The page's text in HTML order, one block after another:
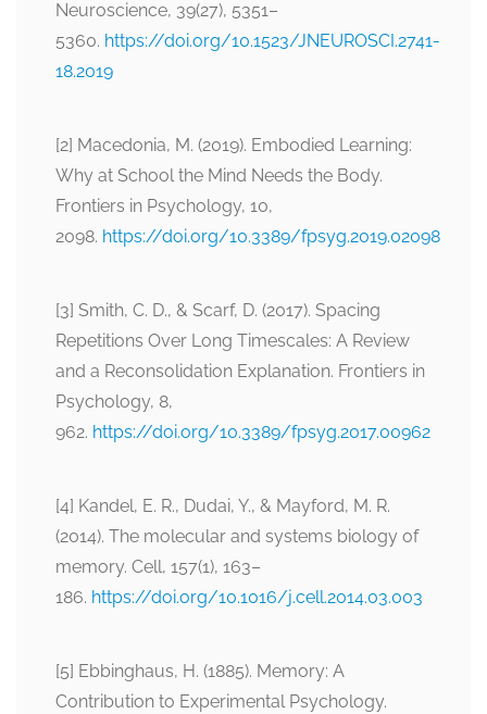
Neuroscience, 39(27), 5351–
5360. https://doi.org/10.1523/JNEUROSCI.2741-
18.2019
[2] Macedonia, M. (2019). Embodied Learning:
Why at School the Mind Needs the Body.
Frontiers in Psychology, 10,
2098. https://doi.org/10.3389/fpsyg.2019.02098
[3] Smith, C. D., & Scarf, D. (2017). Spacing
Repetitions Over Long Timescales: A Review
and a Reconsolidation Explanation. Frontiers in
Psychology, 8,
962. https://doi.org/10.3389/fpsyg.2017.00962
[4] Kandel, E. R., Dudai, Y., & Mayford, M. R.
(2014). The molecular and systems biology of
memory. Cell, 157(1), 163–
186. https://doi.org/10.1016/j.cell.2014.03.003
[5] Ebbinghaus, H. (1885). Memory: A
Contribution to Experimental Psychology.